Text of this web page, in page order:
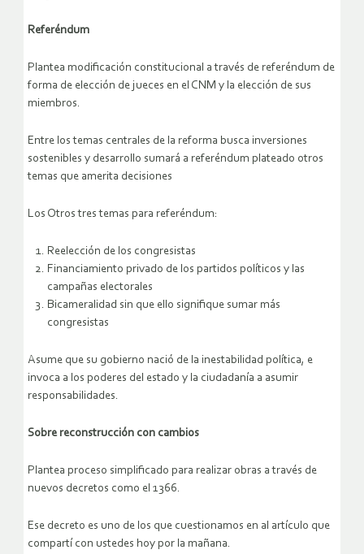
Referéndum
Plantea modificación constitucional a través de referéndum de
forma de elección de jueces en el CNM y la elección de sus
miembros.
Entre los temas centrales de la reforma busca inversiones
sostenibles y desarrollo sumará a referéndum plateado otros
temas que amerita decisiones
Los Otros tres temas para referéndum:
Reelección de los congresistas
Financiamiento privado de los partidos políticos y las
campañas electorales
Bicameralidad sin que ello signifique sumar más
congresistas
Asume que su gobierno nació de la inestabilidad política, e
invoca a los poderes del estado y la ciudadanía a asumir
responsabilidades.
Sobre reconstrucción con cambios
Plantea proceso simplificado para realizar obras a través de
nuevos decretos como el 1366.
Ese decreto es uno de los que cuestionamos en al artículo que
compartí con ustedes hoy por la mañana.